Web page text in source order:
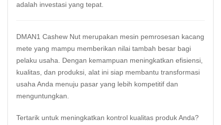
adalah investasi yang tepat.
DMAN1 Cashew Nut merupakan mesin pemrosesan kacang
mete yang mampu memberikan nilai tambah besar bagi
pelaku usaha. Dengan kemampuan meningkatkan efisiensi,
kualitas, dan produksi, alat ini siap membantu transformasi
usaha Anda menuju pasar yang lebih kompetitif dan
menguntungkan.
Tertarik untuk meningkatkan kontrol kualitas produk Anda?